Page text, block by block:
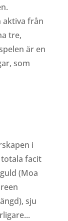
aktiva från
tre,
är en
som
i
facit
(Moa
sju